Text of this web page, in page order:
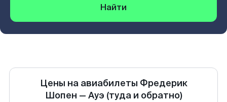
Найти
Цены на авиабилеты Фредерик
Шопен — Ауэ (туда и обратно)